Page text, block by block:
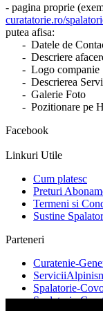
- pagina proprie
curatatorie.ro/
putea afisa:
- Datele de
- Descriere
- Logo companie
- Descrierea
- Galerie Foto
- Pozitionare pe
Facebook
Linkuri Utile
Cum platesc
Preturi
Termeni si
Sustine
Parteneri
Curatenie-
Spalatorie-
Spalatorie-